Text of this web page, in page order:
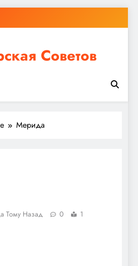
Советов
строительство, в Мастерской
Мерида
Тому Назад 0
1